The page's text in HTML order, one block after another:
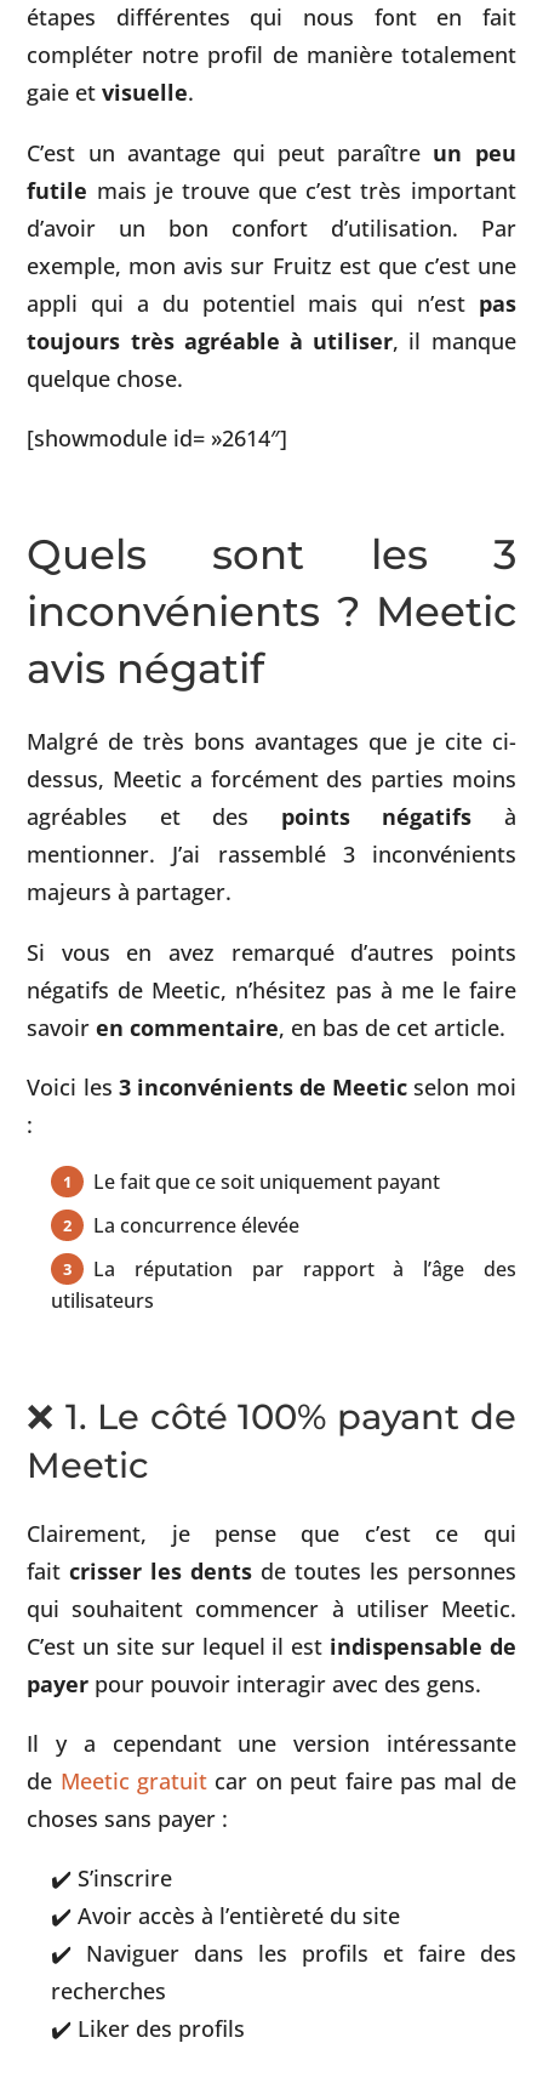
étapes différentes qui nous font en fait
compléter notre profil de manière totalement
gaie etvisuelle.
C’est un avantage qui peut paraître un peu
futile mais je trouve que c’est très important
d’avoir un bon confort d’utilisation. Par
exemple, mon avis sur Fruitz est que c’est une
appli qui a du potentiel mais qui n’est pas
toujours très agréable à utiliser, il manque
quelque chose.
[showmodule id= »2614″]
Quels sont les 3
inconvénients ? Meetic
avis négatif
Malgré de très bons avantages que je cite ci-
dessus, Meetic a forcément des parties moins
agréables et des points négatifs à
mentionner. J’ai rassemblé 3 inconvénients
majeurs à partager.
Si vous en avez remarqué d’autres points
négatifs de Meetic, n’hésitez pas à me le faire
savoiren commentaire, en bas de cet article.
Voici les 3 inconvénients de Meetic selon moi
:
Le fait que ce soit uniquement payant
La concurrence élevée
La réputation par rapport à l’âge des
utilisateurs
❌ 1. Le côté 100% payant de
Meetic
Clairement, je pense que c’est ce qui
faitcrisser les dents de toutes les personnes
qui souhaitent commencer à utiliser Meetic.
C’est un site sur lequel il est indispensable de
payer pour pouvoir interagir avec des gens.
Il y a cependant une version intéressante
de Meetic gratuit car on peut faire pas mal de
choses sans payer :
S’inscrire
Avoir accès à l’entièreté du site
Naviguer dans les profils et faire des
recherches
Liker des profils